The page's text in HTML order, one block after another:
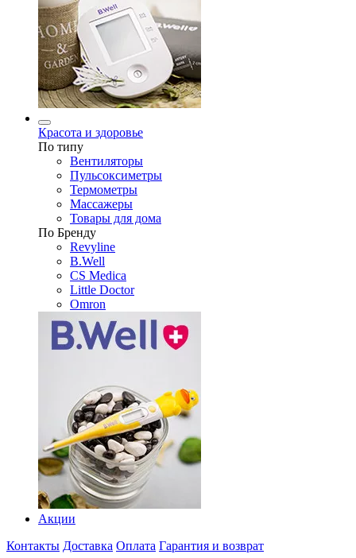
Красота и здоровье
По типу
Вентиляторы
Пульсоксиметры
Термометры
Массажеры
Товары для дома
По Бренду
Revyline
B.Well
CS Medica
Little Doctor
Omron
Акции
Контакты Доставка Оплата Гарантия и возврат